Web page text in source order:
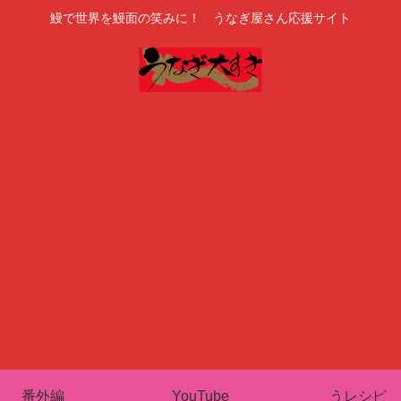
鰻で世界を鰻面の笑みに！ うなぎ屋さん応援サイト
番外編 YouTube うレシピ